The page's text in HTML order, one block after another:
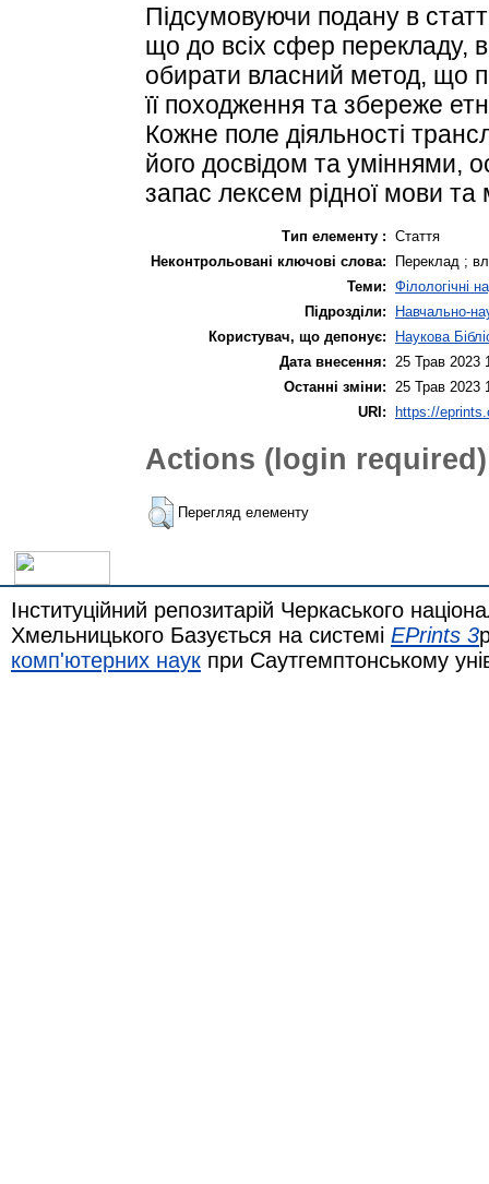
Підсумовуючи подану в
що до всіх сфер перекладу,
обирати власний метод, що
її походження та збереже
Кожне поле діяльності
його досвідом та уміннями,
запас лексем рідної мови
Тип елементу : Стаття
Неконтрольовані ключові слова:
Переклад ;
Теми: Філологічні
Підрозділи:
Навчально-
Користувач, що депонує:
Наукова
Дата внесення:
25 Трав 2023
Останні зміни:
25 Трав 2023
URI: https://
Actions (login required)
Перегляд елементу
Інституційний репозитарій Черкаського
Хмельницького Базується на системі EPrints 3
комп'ютерних наук при Саутгемптонському